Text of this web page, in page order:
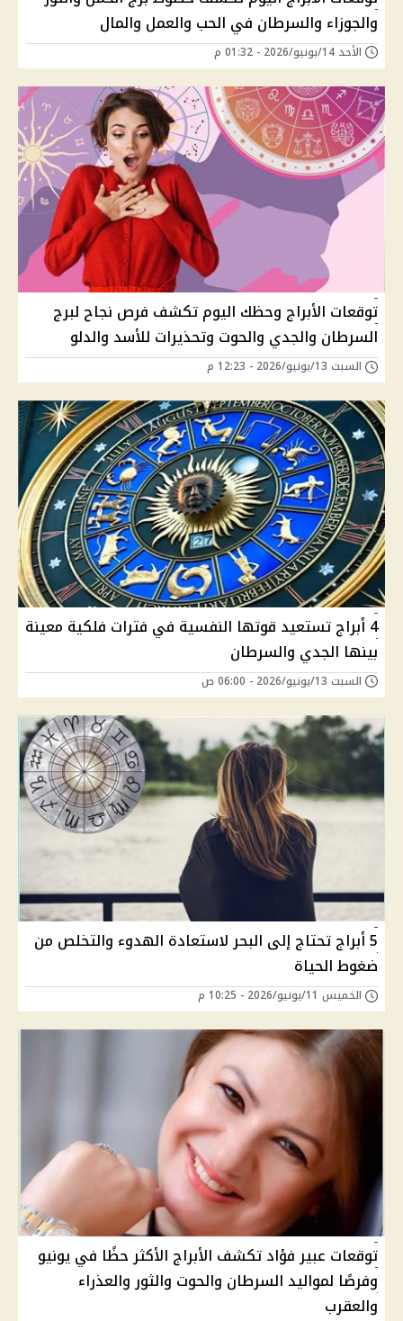
والجوزاء والسرطان في الحب والعمل والمال
الأحد 14/يونيو/2026 - 01:32 م
توقعات الأبراج وحظك اليوم تكشف فرص نجاح لبرج
السرطان والجدي والحوت وتحذيرات للأسد والدلو
السبت 13/يونيو/2026 - 12:23 م
4 أبراج تستعيد قوتها النفسية في فترات فلكية معينة
بينها الجدي والسرطان
السبت 13/يونيو/2026 - 06:00 ص
5 أبراج تحتاج إلى البحر لاستعادة الهدوء والتخلص من
ضغوط الحياة
الخميس 11/يونيو/2026 - 10:25 م
توقعات عبير فؤاد تكشف الأبراج الأكثر حظًا في يونيو
وفرصًا لمواليد السرطان والحوت والثور والعذراء
والعقرب